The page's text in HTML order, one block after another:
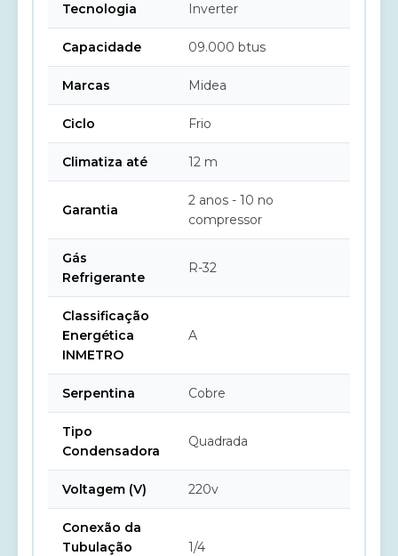
Tecnologia Inverter
Capacidade 09.000 btus
Marcas Midea
Ciclo Frio
Climatiza até 12 m
Garantia
2 anos - 10 no
compressor
Gás
Refrigerante
R-32
Classificação
Energética
INMETRO
A
Serpentina Cobre
Tipo
Condensadora
Quadrada
Voltagem (V) 220v
Conexão da
Tubulação
1/4